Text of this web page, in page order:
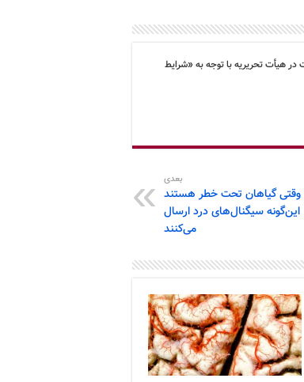
هیأت تحریریه با توجه به «شرایط
بعدی
وقتی گیاهان تحت خطر هستند
این‌گونه سیگنال‌های درد ارسال
می‌کنند